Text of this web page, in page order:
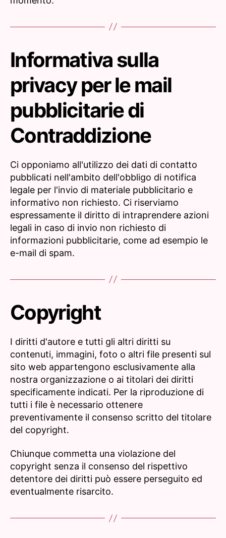
Informativa sulla
privacy per le mail
pubblicitarie di
Contraddizione
Ci opponiamo all'utilizzo dei dati di contatto
pubblicati nell'ambito dell'obbligo di notifica
legale per l'invio di materiale pubblicitario e
informativo non richiesto. Ci riserviamo
espressamente il diritto di intraprendere azioni
legali in caso di invio non richiesto di
informazioni pubblicitarie, come ad esempio le
e-mail di spam.
Copyright
I diritti d'autore e tutti gli altri diritti su
contenuti, immagini, foto o altri file presenti sul
sito web appartengono esclusivamente alla
nostra organizzazione o ai titolari dei diritti
specificamente indicati. Per la riproduzione di
tutti i file è necessario ottenere
preventivamente il consenso scritto del titolare
del copyright.
Chiunque commetta una violazione del
copyright senza il consenso del rispettivo
detentore dei diritti può essere perseguito ed
eventualmente risarcito.